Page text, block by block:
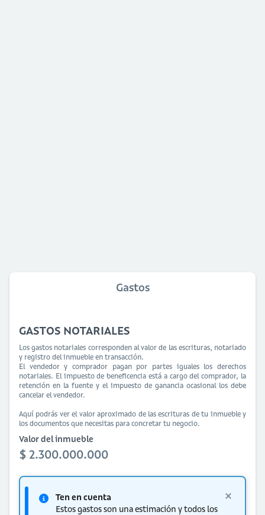
Gastos
GASTOS NOTARIALES
Los gastos notariales corresponden al valor de las escrituras, notariado
y registro del inmueble en transacción.
El vendedor y comprador pagan por partes iguales los derechos
notariales. El impuesto de beneficencia está a cargo del comprador, la
retención en la fuente y el impuesto de ganancia ocasional los debe
cancelar el vendedor.
Aquí podrás ver el valor aproximado de las escrituras de tu inmueble y
los documentos que necesitas para concretar tu negocio.
Valor del inmueble
$ 2.300.000.000
Ten en cuenta
Estos gastos son una estimación y todos los